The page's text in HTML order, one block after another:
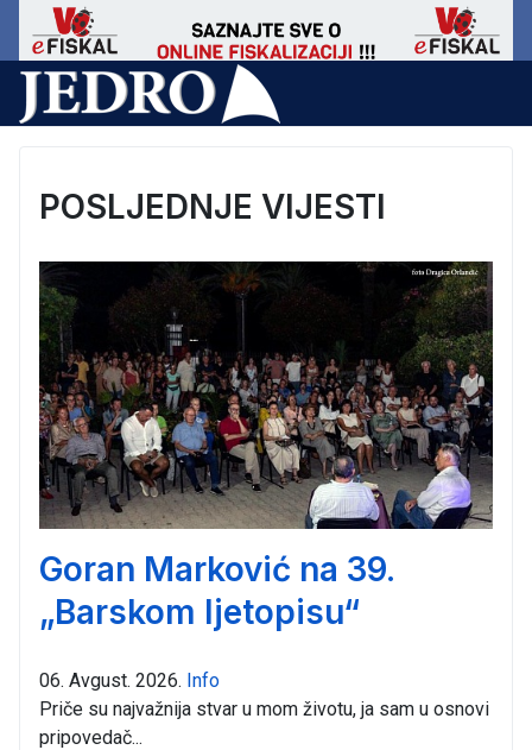
POSLJEDNJE VIJESTI
Goran Marković na 39.
„Barskom ljetopisu“
06. Avgust. 2026. Info
Priče su najvažnija stvar u mom životu, ja sam u osnovi
pripovedač...